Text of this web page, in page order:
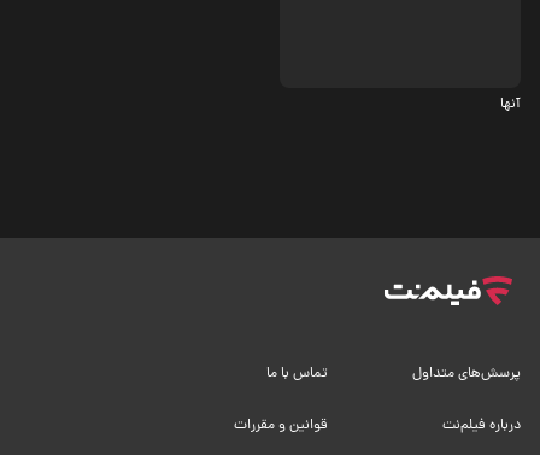
آنها
پرسش‌های متداول تماس با ما
درباره فیلم‌نت قوانین و مقررات